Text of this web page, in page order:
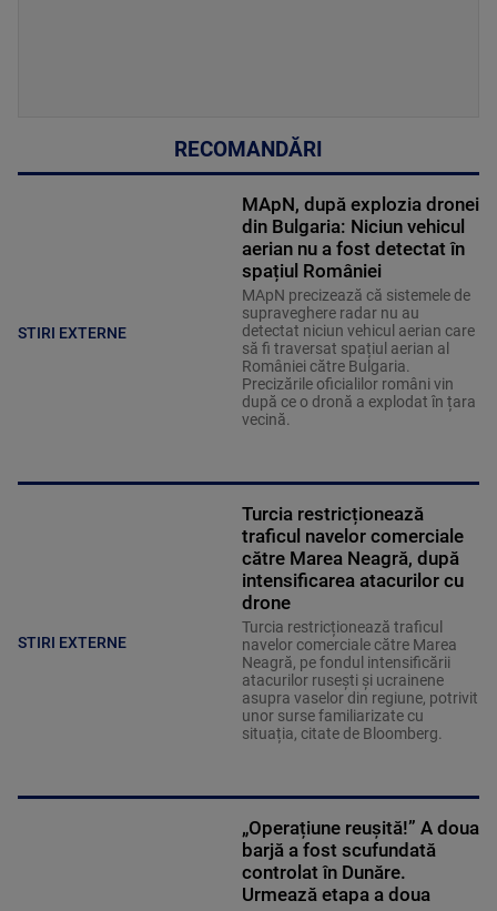
RECOMANDĂRI
STIRI EXTERNE
MApN, după explozia dronei
din Bulgaria: Niciun vehicul
aerian nu a fost detectat în
spațiul României
MApN precizează că sistemele de
supraveghere radar nu au
detectat niciun vehicul aerian care
să fi traversat spațiul aerian al
României către Bulgaria.
Precizările oficialilor români vin
după ce o dronă a explodat în țara
vecină.
STIRI EXTERNE
Turcia restricționează
traficul navelor comerciale
către Marea Neagră, după
intensificarea atacurilor cu
drone
Turcia restricționează traficul
navelor comerciale către Marea
Neagră, pe fondul intensificării
atacurilor rusești și ucrainene
asupra vaselor din regiune, potrivit
unor surse familiarizate cu
situația, citate de Bloomberg.
„Operațiune reușită!” A doua
barjă a fost scufundată
controlat în Dunăre.
Urmează etapa a doua